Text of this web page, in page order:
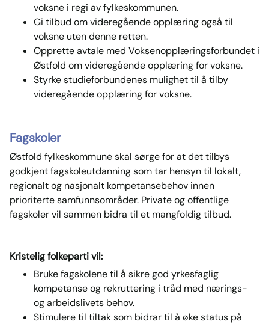
voksne i regi av fylkeskommunen.
Gi tilbud om videregående opplæring også til
voksne uten denne retten.
Opprette avtale med Voksenopplæringsforbundet i
Østfold om videregående opplæring for voksne.
Styrke studieforbundenes mulighet til å tilby
videregående opplæring for voksne.
Fagskoler
Østfold fylkeskommune skal sørge for at det tilbys
godkjent fagskoleutdanning som tar hensyn til lokalt,
regionalt og nasjonalt kompetansebehov innen
prioriterte samfunnsområder. Private og offentlige
fagskoler vil sammen bidra til et mangfoldig tilbud.
Kristelig folkeparti vil:
Bruke fagskolene til å sikre god yrkesfaglig
kompetanse og rekruttering i tråd med nærings-
og arbeidslivets behov.
Stimulere til tiltak som bidrar til å øke status på